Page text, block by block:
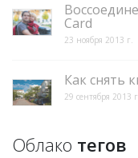
Card
23 ноября 2013 г.
Как снять
29 сентября 2013
Облако тегов